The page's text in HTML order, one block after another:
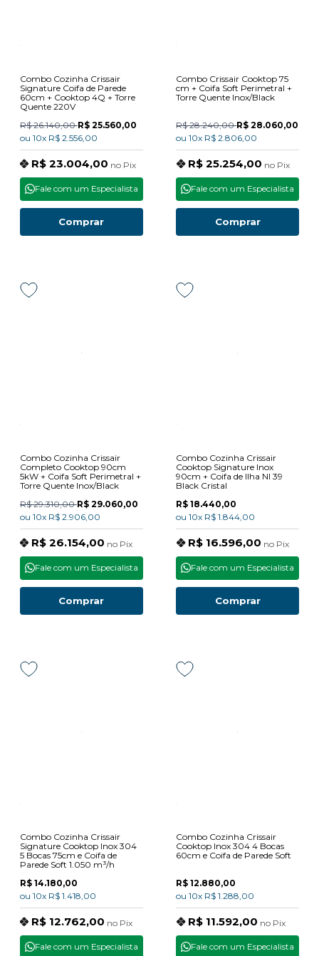
Combo Cozinha Crissair
Signature Coifa de Parede
60cm + Cooktop 4Q + Torre
Quente 220V
R$ 26.140,00R$ 25.560,00
ou 10x R$ 2.556,00
R$ 23.004,00 no Pix
Comprar
Fale com um Especialista
Combo Crissair Cooktop 75
cm + Coifa Soft Perimetral +
Torre Quente Inox/Black
R$ 28.240,00R$ 28.060,00
ou 10x R$ 2.806,00
R$ 25.254,00 no Pix
Comprar
Fale com um Especialista
Combo Cozinha Crissair
Completo Cooktop 90cm
5kW + Coifa Soft Perimetral +
Torre Quente Inox/Black
R$ 29.310,00R$ 29.060,00
ou 10x R$ 2.906,00
R$ 26.154,00 no Pix
Comprar
Fale com um Especialista
Combo Cozinha Crissair
Cooktop Signature Inox
90cm + Coifa de Ilha NI 39
Black Cristal
R$ 18.440,00
ou 10x R$ 1.844,00
R$ 16.596,00 no Pix
Comprar
Fale com um Especialista
Combo Cozinha Crissair
Signature Cooktop Inox 304
5 Bocas 75cm e Coifa de
Parede Soft 1.050 m³/h
R$ 14.180,00
ou 10x R$ 1.418,00
R$ 12.762,00 no Pix
Fale com um Especialista
Combo Cozinha Crissair
Cooktop Inox 304 4 Bocas
60cm e Coifa de Parede Soft
R$ 12.880,00
ou 10x R$ 1.288,00
R$ 11.592,00 no Pix
Fale com um Especialista